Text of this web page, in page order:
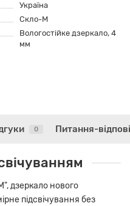
Україна
Скло-М
Вологостійке дзеркало, 4
мм
0 Питання-
дзеркало нового
підсвічування без